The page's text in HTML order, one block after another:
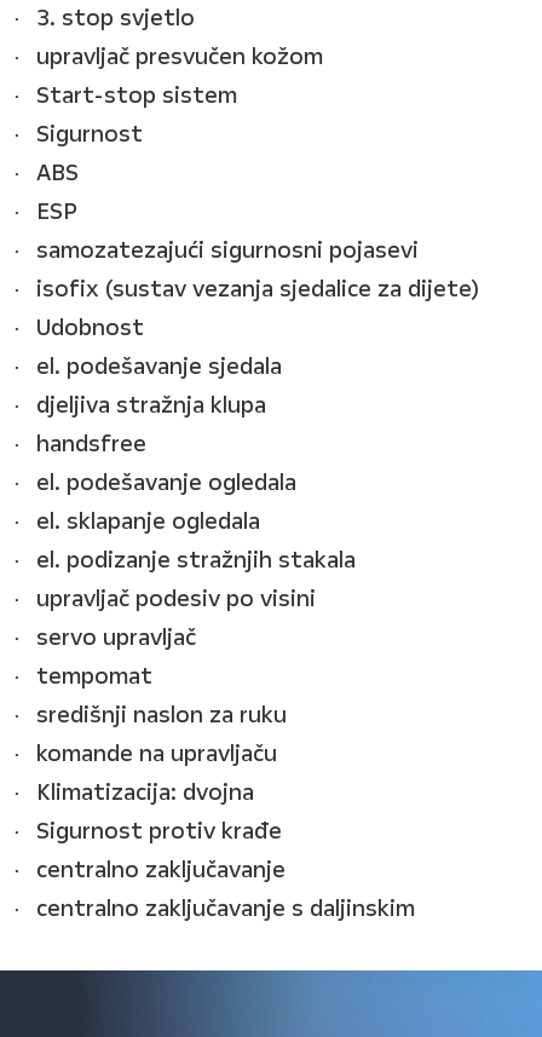
3. stop svjetlo
upravljač presvučen kožom
Start-stop sistem
Sigurnost
ABS
ESP
samozatezajući sigurnosni pojasevi
isofix (sustav vezanja sjedalice za dijete)
Udobnost
el. podešavanje sjedala
djeljiva stražnja klupa
handsfree
el. podešavanje ogledala
el. sklapanje ogledala
el. podizanje stražnjih stakala
upravljač podesiv po visini
servo upravljač
tempomat
središnji naslon za ruku
komande na upravljaču
Klimatizacija: dvojna
Sigurnost protiv krađe
centralno zaključavanje
centralno zaključavanje s daljinskim